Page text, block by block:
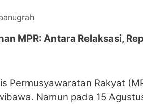
MPR: Antara Relaksasi,
Permusyawaratan Rakyat
Namun pada 15